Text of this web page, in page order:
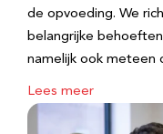
de opvoeding. We
belangrijke
namelijk ook meteen
Lees meer